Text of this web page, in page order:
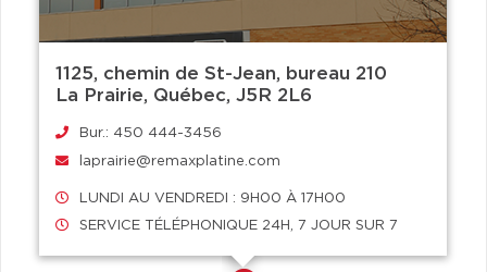
1125, chemin de St-Jean, bureau 210
La Prairie, Québec, J5R 2L6
Bur.: 450 444-3456
laprairie@remaxplatine.com
LUNDI AU VENDREDI : 9H00 À 17H00
SERVICE TÉLÉPHONIQUE 24H, 7 JOUR SUR 7